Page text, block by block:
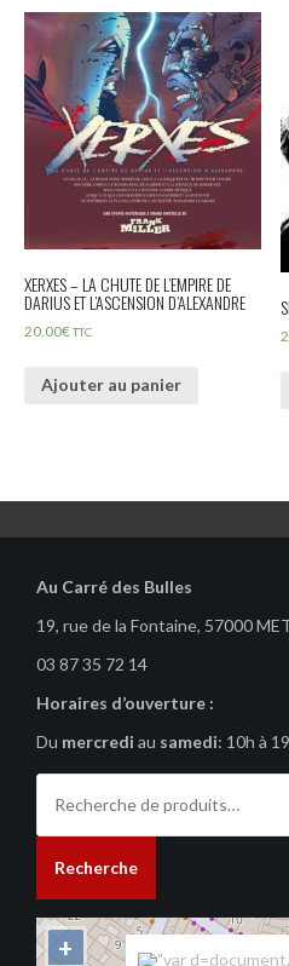
XERXES – LA CHUTE DE L’EMPIRE DE
DARIUS ET L’ASCENSION D’ALEXANDRE
20.00€TTC
Ajouter au panier
Au Carré des Bulles
19, rue de la Fontaine, 57000
03 87 35 72 14
Horaires d’ouverture :
Du mercredi au samedi: 10h à
pour :
Recherche
"var d=document,
+